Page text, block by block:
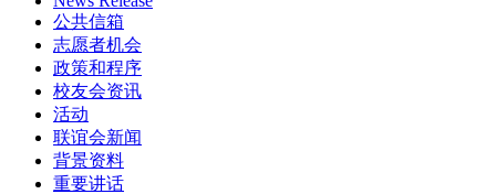
公共信箱
志愿者机会
政策和程序
校友会资讯
活动
联谊会新闻
背景资料
重要讲话